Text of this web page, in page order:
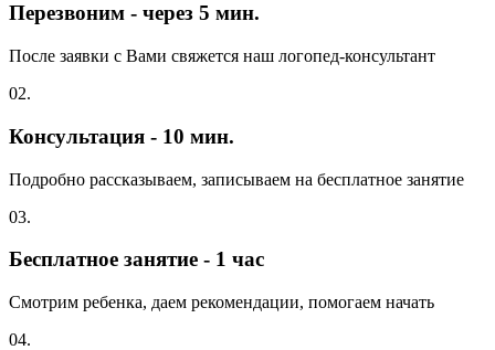
Перезвоним - через 5 мин.
После заявки с Вами свяжется наш логопед-консультант
02.
Консультация - 10 мин.
Подробно рассказываем, записываем на бесплатное занятие
03.
Бесплатное занятие - 1 час
Смотрим ребенка, даем рекомендации, помогаем начать
04.